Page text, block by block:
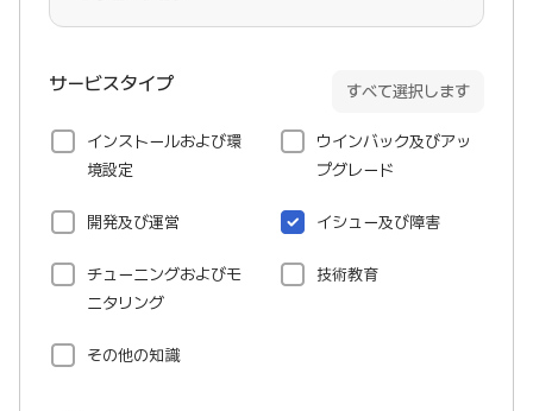
サービスタイプ すべて選択します
インストールおよび環
境設定
ウインバック及びアッ
プグレード
開発及び運営 イシュー及び障害
チューニングおよびモ
ニタリング
技術教育
その他の知識